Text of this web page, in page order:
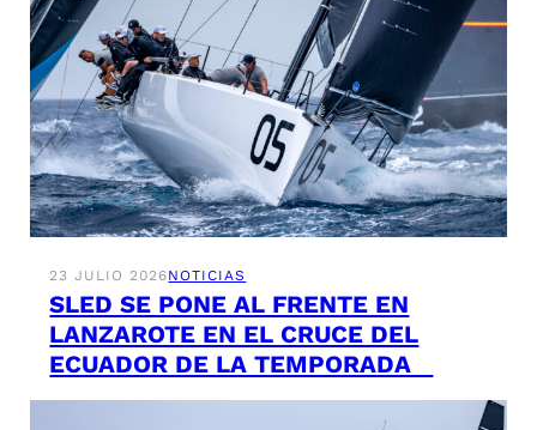
23 JULIO 2026NOTICIAS
SLED SE PONE AL FRENTE EN
LANZAROTE EN EL CRUCE DEL
ECUADOR DE LA TEMPORADA